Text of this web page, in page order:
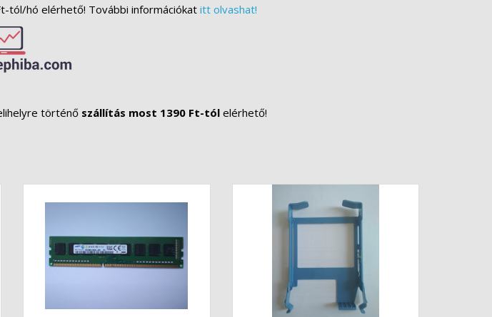
tól/hó elérhető! További információkat itt olvashat!
történő szállítás most 1390 Ft-tól elérhető!